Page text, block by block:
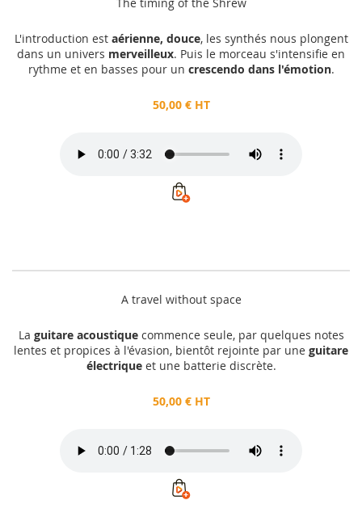
L'introduction est aérienne, douce, les synthés nous plongent
dans un univers merveilleux. Puis le morceau s'intensifie en
rythme et en basses pour un crescendo dans l'émotion.
50,00 € HT
A travel without space
La guitare acoustiquecommence seule, par quelques notes
lentes et propices à l'évasion, bientôt rejointe par une guitare
électriqueet une batterie discrète.
50,00 € HT